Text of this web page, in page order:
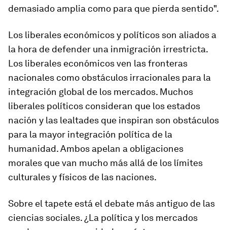
demasiado amplia como para que pierda sentido".
Los liberales económicos y políticos son aliados a
la hora de defender una inmigración irrestricta.
Los liberales económicos ven las fronteras
nacionales como obstáculos irracionales para la
integración global de los mercados. Muchos
liberales políticos consideran que los estados
nación y las lealtades que inspiran son obstáculos
para la mayor integración política de la
humanidad. Ambos apelan a obligaciones
morales que van mucho más allá de los límites
culturales y físicos de las naciones.
Sobre el tapete está el debate más antiguo de las
ciencias sociales. ¿La política y los mercados